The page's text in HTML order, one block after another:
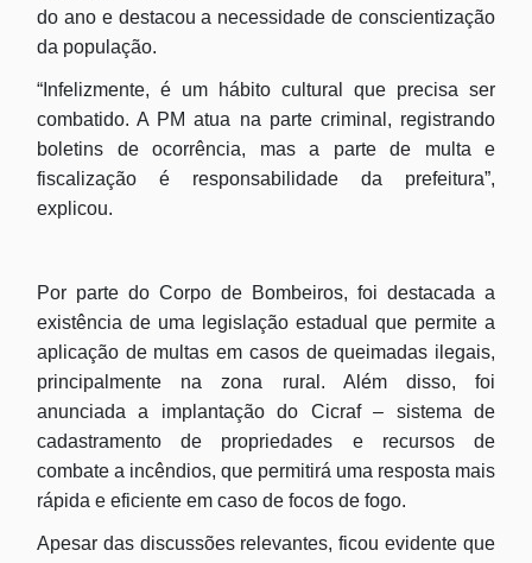
do ano e destacou a necessidade de conscientização
da população.
“Infelizmente, é um hábito cultural que precisa ser
combatido. A PM atua na parte criminal, registrando
boletins de ocorrência, mas a parte de multa e
fiscalização é responsabilidade da prefeitura”,
explicou.
Por parte do Corpo de Bombeiros, foi destacada a
existência de uma legislação estadual que permite a
aplicação de multas em casos de queimadas ilegais,
principalmente na zona rural. Além disso, foi
anunciada a implantação do Cicraf – sistema de
cadastramento de propriedades e recursos de
combate a incêndios, que permitirá uma resposta mais
rápida e eficiente em caso de focos de fogo.
Apesar das discussões relevantes, ficou evidente que